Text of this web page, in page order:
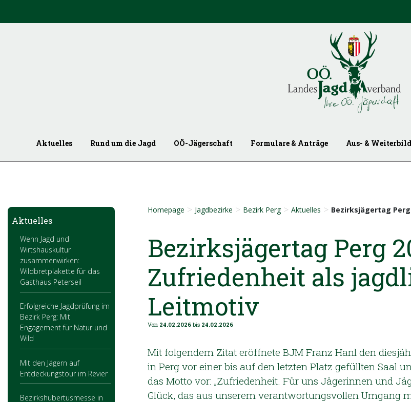
Aktuelles Rund um die Jagd OÖ-Jägerschaft Formulare & Anträge Aus- &
Aktuelles
Wenn Jagd und
Wirtshauskultur
zusammenwirken:
Wildbretplakette für das
Gasthaus Peterseil
Erfolgreiche Jagdprüfung im
Bezirk Perg: Mit
Engagement für Natur und
Wild
Mit den Jägern auf
Entdeckungstour im Revier
Bezirkshubertusmesse in
Homepage > Jagdbezirke > Bezirk Perg > Aktuelles > Bezirksjägertag
Bezirksjägertag Perg
Zufriedenheit als
Leitmotiv
Von 24.02.2026 bis 24.02.2026
Mit folgendem Zitat eröffnete BJM Franz Hanl den
in Perg vor einer bis auf den letzten Platz gefüllten Saal
das Motto vor: „Zufriedenheit. Für uns Jägerinnen und
Glück, das aus unserem verantwortungsvollen Umgang